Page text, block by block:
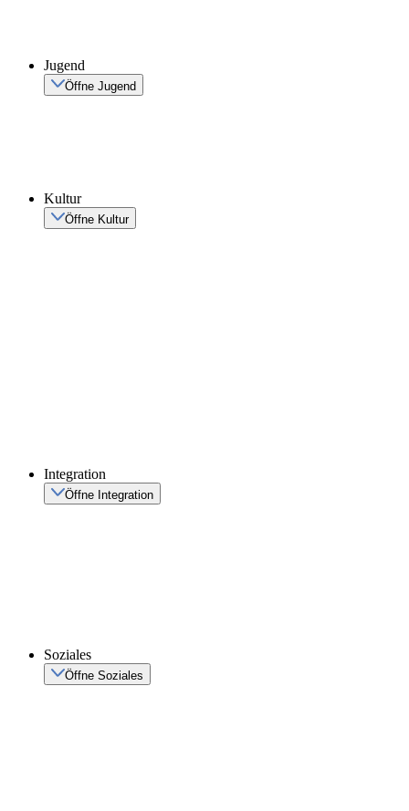
Jugend
Öffne Jugend
Kultur
Öffne Kultur
Integration
Öffne Integration
Soziales
Öffne Soziales